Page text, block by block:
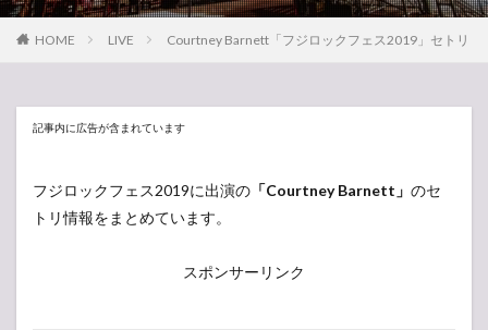
HOME LIVE Courtney Barnett「フジロックフェス2019」セトリ
記事内に広告が含まれています
フジロックフェス2019に出演の 「Courtney Barnett」 のセ
トリ情報をまとめています。
スポンサーリンク